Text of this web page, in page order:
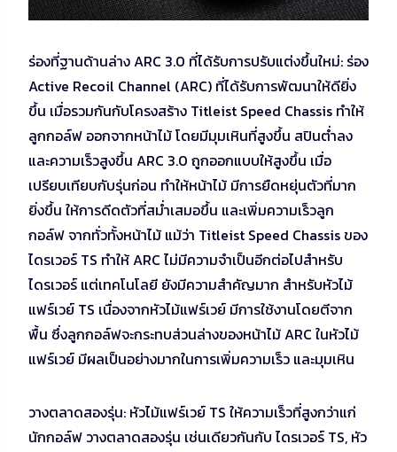
ร่องที่ฐานด้านล่าง ARC 3.0 ที่ได้รับการปรับแต่งขึ้นใหม่: ร่อง
Active Recoil Channel (ARC) ที่ได้รับการพัฒนาให้ดียิ่ง
ขึ้น เมื่อรวมกันกับโครงสร้าง Titleist Speed Chassis ทำให้
ลูกกอล์ฟ ออกจากหน้าไม้ โดยมีมุมเหินที่สูงขึ้น สปินต่ำลง
และความเร็วสูงขึ้น ARC 3.0 ถูกออกแบบให้สูงขึ้น เมื่อ
เปรียบเทียบกับรุ่นก่อน ทำให้หน้าไม้ มีการยืดหยุ่นตัวที่มาก
ยิ่งขึ้น ให้การดีดตัวที่สม่ำเสมอขึ้น และเพิ่มความเร็วลูก
กอล์ฟ จากทั่วทั้งหน้าไม้ แม้ว่า Titleist Speed Chassis ของ
ไดรเวอร์ TS ทำให้ ARC ไม่มีความจำเป็นอีกต่อไปสำหรับ
ไดรเวอร์ แต่เทคโนโลยี ยังมีความสำคัญมาก สำหรับหัวไม้
แฟร์เวย์ TS เนื่องจากหัวไม้แฟร์เวย์ มีการใช้งานโดยตีจาก
พื้น ซึ่งลูกกอล์ฟจะกระทบส่วนล่างของหน้าไม้ ARC ในหัวไม้
แฟร์เวย์ มีผลเป็นอย่างมากในการเพิ่มความเร็ว และมุมเหิน
วางตลาดสองรุ่น: หัวไม้แฟร์เวย์ TS ให้ความเร็วที่สูงกว่าแก่
นักกอล์ฟ วางตลาดสองรุ่น เช่นเดียวกันกับ ไดรเวอร์ TS, หัว